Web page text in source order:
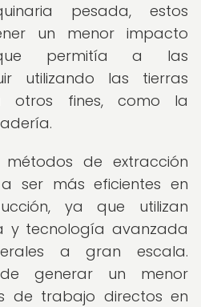
pesada, estos
un menor impacto
permitía a las
utilizando las tierras
otros fines, como la
de extracción
ser más eficientes en
ya que utilizan
y tecnología avanzada
a gran escala.
generar un menor
de trabajo directos en